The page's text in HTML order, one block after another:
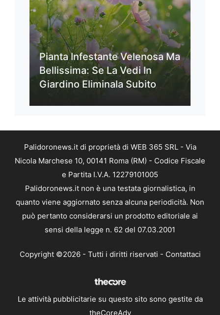
Pianta Infestante Velenosa Ma
Bellissima: Se La Vedi In
Giardino Eliminala Subito
Palidoronews.it di proprietà di WEB 365 SRL - Via
Nicola Marchese 10, 00141 Roma (RM) - Codice Fiscale
e Partita I.V.A. 12279101005
Palidoronews.it non è una testata giornalistica, in
quanto viene aggiornato senza alcuna periodicità. Non
può pertanto considerarsi un prodotto editoriale ai
sensi della legge n. 62 del 07.03.2001
Copyright ©2026 - Tutti i diritti riservati - Contattaci
Le attività pubblicitarie su questo sito sono gestite da
theCoreAdv